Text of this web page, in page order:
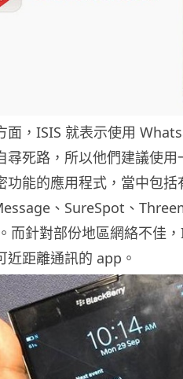
面，ISIS 就表示使用
尋死路，所以他們建議使
功能的應用程式，當中包
、SureSpot、
而針對部份地區網絡不佳
近距離通訊的 app。